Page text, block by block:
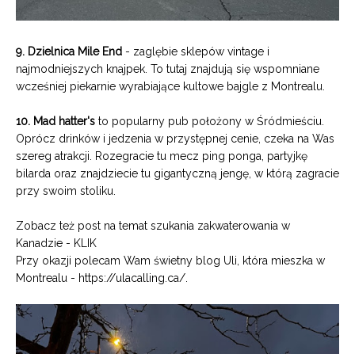
9. Dzielnica Mile End - zaglębie sklepów vintage i
najmodniejszych knajpek. To tutaj znajdują się wspomniane
wcześniej piekarnie wyrabiające kultowe bajgle z Montrealu.
10. Mad hatter's to popularny pub położony w Śródmieściu.
Oprócz drinków i jedzenia w przystępnej cenie, czeka na Was
szereg atrakcji. Rozegracie tu mecz ping ponga, partyjkę
bilarda oraz znajdziecie tu gigantyczną jengę, w którą zagracie
przy swoim stoliku.
Zobacz też post na temat szukania zakwaterowania w
Kanadzie - KLIK
Przy okazji polecam Wam świetny blog Uli, która mieszka w
Montrealu - https://ulacalling.ca/